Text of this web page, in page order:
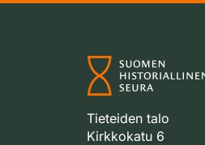
Tieteiden talo
Kirkkokatu 6